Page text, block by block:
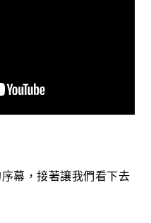
幕，接著讓我們看下去